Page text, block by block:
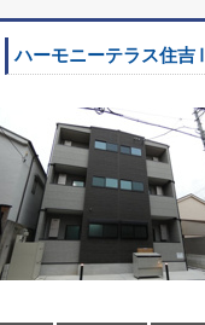
ハーモニーテラス住吉Ⅱ